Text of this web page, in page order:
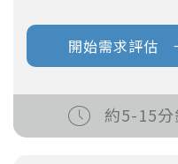
開始需求評估
約5-15